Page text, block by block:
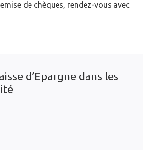
de chèques, rendez-vous avec
d’Epargne dans les